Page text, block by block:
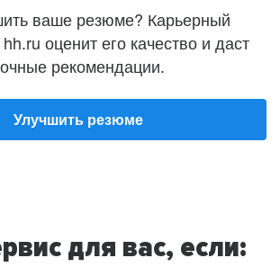
ваше резюме? Карьерный
hh.ru оценит его качество и даст
рекомендации.
Улучшить резюме
для вас, если: